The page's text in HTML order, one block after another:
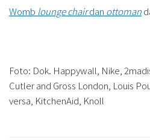
Womb lounge chairdan ottoman
Foto: Dok. Happywall, Nike,
Cutler and Gross London, Louis
versa, KitchenAid, Knoll